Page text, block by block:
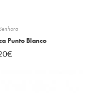
Punto Blanco
€